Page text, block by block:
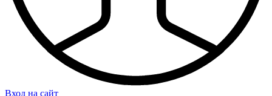
Вход на сайт